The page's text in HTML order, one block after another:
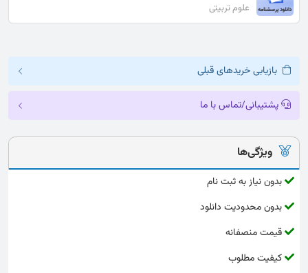
علوم تربیتی
بازیابی خریدهای قبلی
پشتیبانی/تماس با ما
ویژگی‌ها
بدون نیاز به ثبت نام
بدون محدودیت دانلود
قیمت منصفانه
کیفیت مطلوب